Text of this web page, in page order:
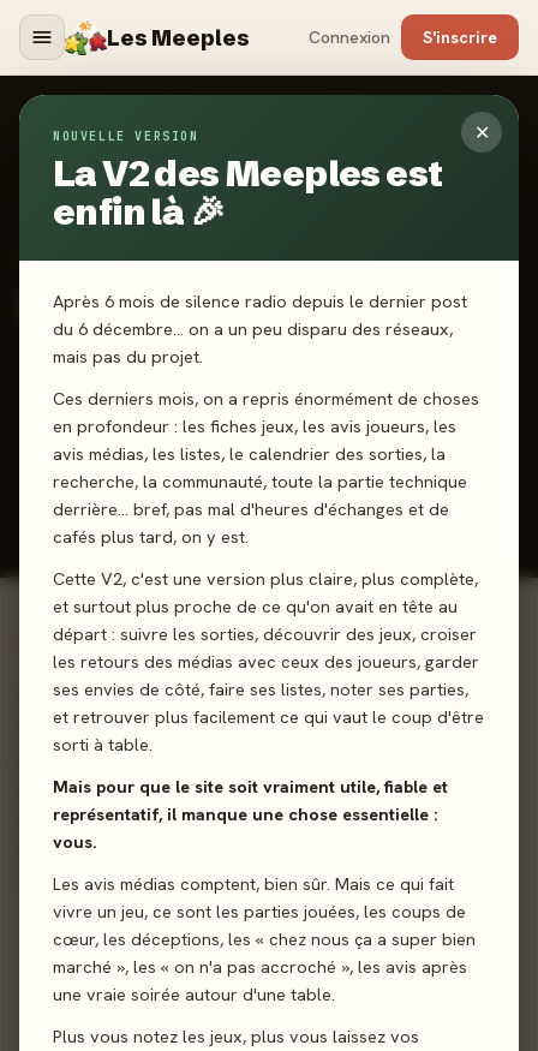
Les Meeples Connexion S'inscrire
✕
NOUVELLE VERSION
La V2 des Meeples est
enfin là 🎉
Après 6 mois de silence radio depuis le dernier post
du 6 décembre… on a un peu disparu des réseaux,
mais pas du projet.
Ces derniers mois, on a repris énormément de choses
en profondeur : les fiches jeux, les avis joueurs, les
avis médias, les listes, le calendrier des sorties, la
recherche, la communauté, toute la partie technique
derrière… bref, pas mal d'heures d'échanges et de
cafés plus tard, on y est.
Cette V2, c'est une version plus claire, plus complète,
et surtout plus proche de ce qu'on avait en tête au
départ : suivre les sorties, découvrir des jeux, croiser
les retours des médias avec ceux des joueurs, garder
ses envies de côté, faire ses listes, noter ses parties,
et retrouver plus facilement ce qui vaut le coup d'être
sorti à table.
Mais pour que le site soit vraiment utile, fiable et
représentatif, il manque une chose essentielle :
vous.
Les avis médias comptent, bien sûr. Mais ce qui fait
vivre un jeu, ce sont les parties jouées, les coups de
cœur, les déceptions, les « chez nous ça a super bien
marché », les « on n'a pas accroché », les avis après
une vraie soirée autour d'une table.
Plus vous notez les jeux, plus vous laissez vos
Jeux/Marajoara
2025·SUPER MEEPLE
Marajoara
1-4 joueurs 14 ans+
J'ai joué Envie de jouer Wishlist
Donner mon avis
01 - LE JEU
Découvrez et restaurez l'art Marajó... Vous incarnez un
conservateur de musée. Vos équipes parcourent le terrain
pour déterrer et exposer d’anciens vases précolombiens
et cherchent à reconstituer, fragment par fragment, les
anciennes céramiques retrouvées sur place. Gérez au
mieux la collection exposée dans votre musée pour
engranger des points et l'emporter !
Dés